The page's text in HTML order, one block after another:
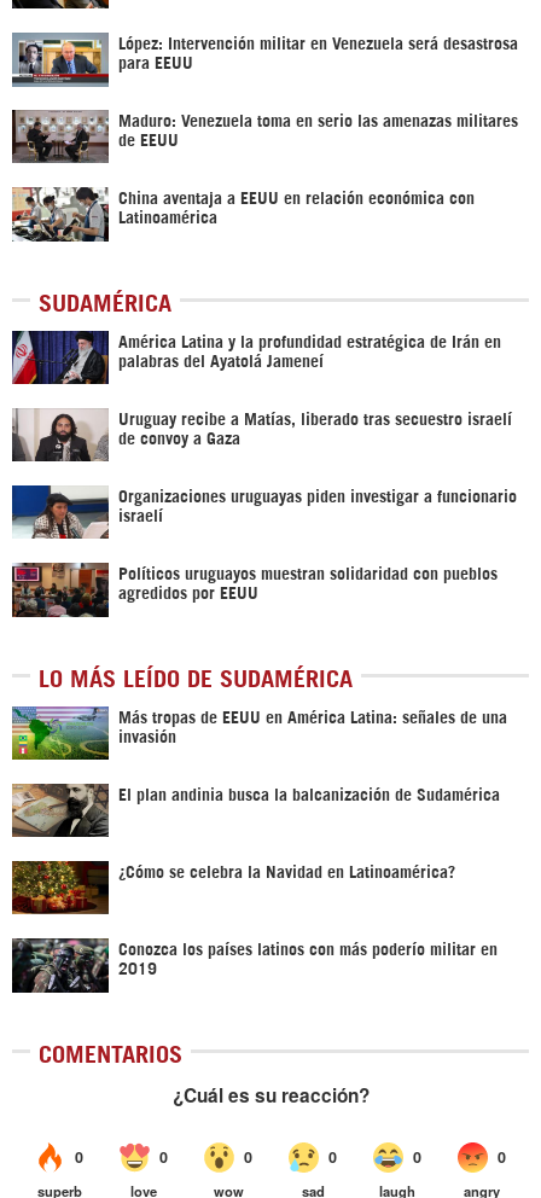
López: Intervención militar en Venezuela será desastrosa
para EEUU
Maduro: Venezuela toma en serio las amenazas militares
de EEUU
China aventaja a EEUU en relación económica con
Latinoamérica
SUDAMÉRICA
América Latina y la profundidad estratégica de Irán en
palabras del Ayatolá Jameneí
Uruguay recibe a Matías, liberado tras secuestro israelí
de convoy a Gaza
Organizaciones uruguayas piden investigar a funcionario
israelí
Políticos uruguayos muestran solidaridad con pueblos
agredidos por EEUU
LO MÁS LEÍDO DE SUDAMÉRICA
Más tropas de EEUU en América Latina: señales de una
invasión
El plan andinia busca la balcanización de Sudamérica
¿Cómo se celebra la Navidad en Latinoamérica?
Conozca los países latinos con más poderío militar en
2019
COMENTARIOS